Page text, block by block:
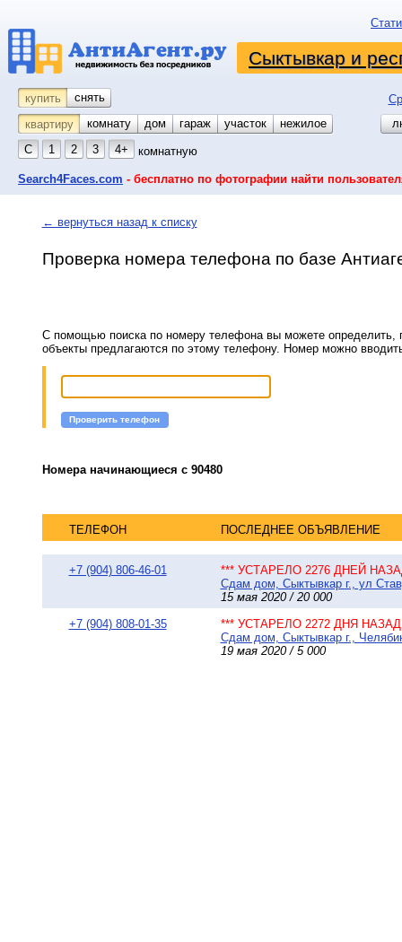
Сыктывкар и
купить снять
квартиру
комнату койко-место
дом гараж участок
нежилое
С
1 2 3 4+ комнатную
Search4Faces.com - бесплатно по фотографии найти
← вернуться назад к списку
Проверка номера телефона по базе
С помощью поиска по номеру телефона вы можете определить,
объекты предлагаются по этому телефону. Номер можно
Проверить телефон
Номера начинающиеся с 90480
ТЕЛЕФОН ПОСЛЕДНЕЕ ОБЪЯВЛЕНИЕ
+7 (904) 806-46-01
*** УСТАРЕЛО 2276 ДНЕЙ
Сдам дом, Сыктывкар г., ул
15 мая 2020 / 20 000
+7 (904) 808-01-35
*** УСТАРЕЛО 2272 ДНЯ НАЗАД
Сдам дом, Сыктывкар г.,
19 мая 2020 / 5 000